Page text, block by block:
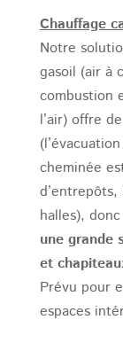
Chauffage
Notre
gasoil (air à
combustion
l’air) offre
cheminée
halles),
une grande
et
Prévu pour
espaces